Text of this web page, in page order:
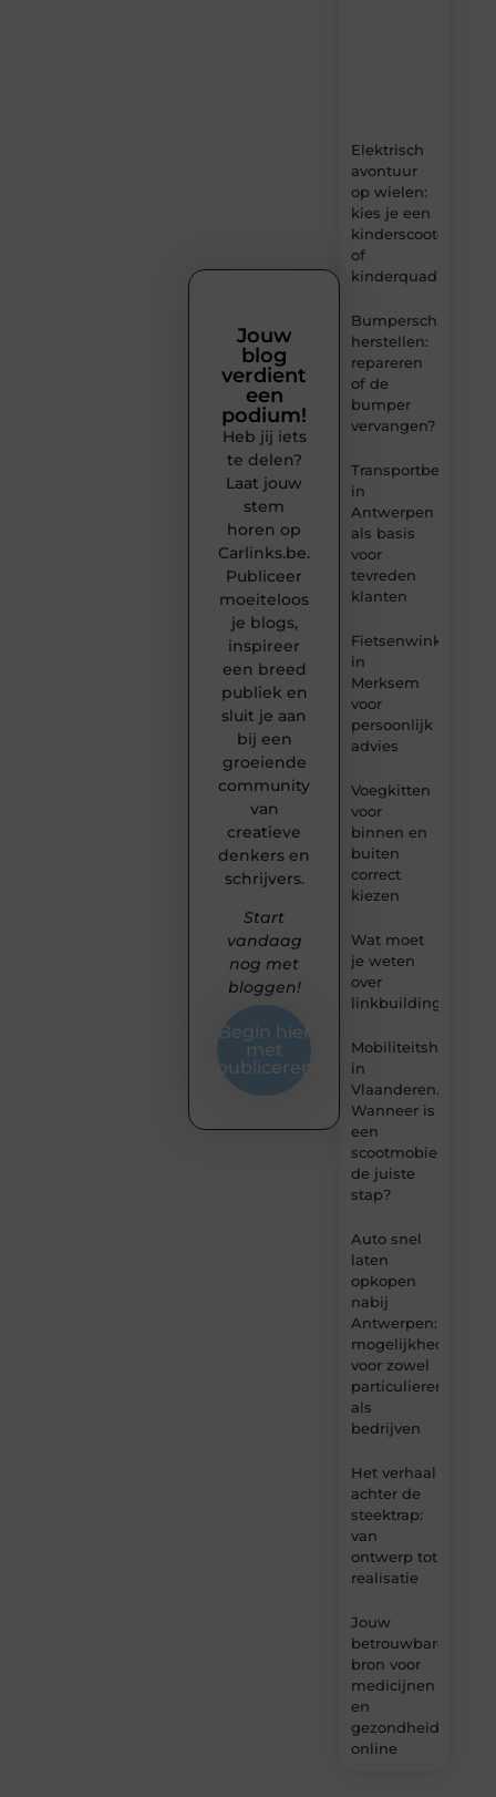
Elektrisch
avontuur
op wielen:
kies je een
kinderscooter
of
kinderquad?
Bumperschade
herstellen:
repareren
of de
bumper
vervangen?
Transportbedrijf
in
Antwerpen
als basis
voor
tevreden
klanten
Fietsenwinkel
in
Merksem
voor
persoonlijk
advies
Voegkitten
voor
binnen en
buiten
correct
kiezen
Wat moet
je weten
over
linkbuilding?
in
Vlaanderen.
Wanneer is
een
scootmobiel
de juiste
stap?
Auto snel
laten
opkopen
nabij
Antwerpen:
mogelijkheden
voor zowel
particulieren
als
bedrijven
Het verhaal
achter de
steektrap:
van
ontwerp tot
realisatie
Jouw
betrouwbare
bron voor
medicijnen
en
online
Jouw
blog
verdient
een
podium!
Heb jij iets
te delen?
Laat jouw
stem
horen op
Carlinks.be.
Publiceer
moeiteloos
je blogs,
inspireer
een breed
publiek en
sluit je aan
bij een
groeiende
community
van
creatieve
denkers en
schrijvers.
Start
vandaag
nog met
bloggen!
Begin hier
met
publiceren